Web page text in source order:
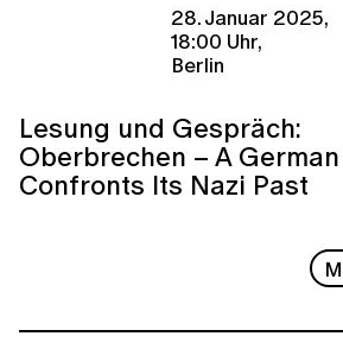
28. Januar 2025,
18:00 Uhr,
Berlin
Lesung und Gespräch:
Oberbrechen – A
Confronts Its Nazi Past